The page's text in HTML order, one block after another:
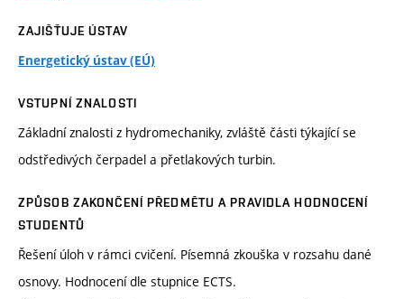
ZAJIŠŤUJE ÚSTAV
Energetický ústav (EÚ)
VSTUPNÍ ZNALOSTI
Základní znalosti z hydromechaniky, zvláště části týkající se
odstředivých čerpadel a přetlakových turbin.
ZPŮSOB ZAKONČENÍ PŘEDMĚTU A PRAVIDLA HODNOCENÍ
STUDENTŮ
Řešení úloh v rámci cvičení. Písemná zkouška v rozsahu dané
osnovy. Hodnocení dle stupnice ECTS.